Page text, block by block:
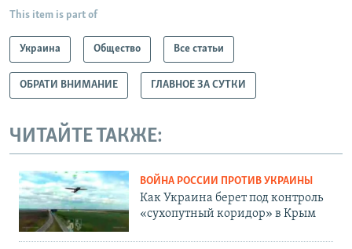
This item is part of
Украина Общество Все статьи
ОБРАТИ ВНИМАНИЕ ГЛАВНОЕ ЗА СУТКИ
ЧИТАЙТЕ ТАКЖЕ:
ВОЙНА РОССИИ ПРОТИВ УКРАИНЫ
Как Украина берет под контроль
«сухопутный коридор» в Крым